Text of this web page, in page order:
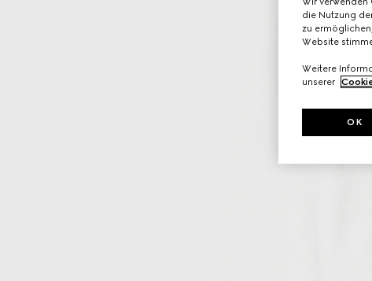
die Nutzung
zu
Website
Weitere
unserer
OK